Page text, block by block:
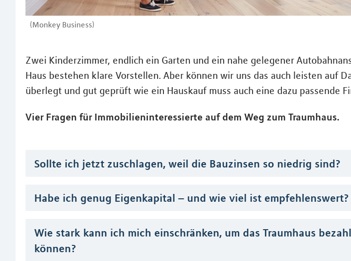
(Monkey Business)
Zwei Kinderzimmer, endlich ein Garten und ein nahe gelegener
Haus bestehen klare Vorstellen. Aber können wir uns das auch leisten auf
überlegt und gut geprüft wie ein Hauskauf muss auch eine dazu passende
Vier Fragen für Immobilieninteressierte auf dem Weg zum Traumhaus.
Sollte ich jetzt zuschlagen, weil die Bauzinsen so niedrig sind?
Habe ich genug Eigenkapital – und wie viel ist empfehlenswert?
Wie stark kann ich mich einschränken, um das Traumhaus
können?